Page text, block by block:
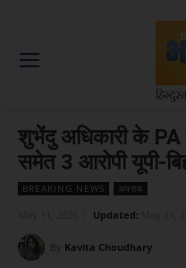
शुभेंदु अधिकारी के PA
समेत 3 आरोपी यूपी-
BREAKING NEWS अपराध
Updated:
By Kavita Choudhary